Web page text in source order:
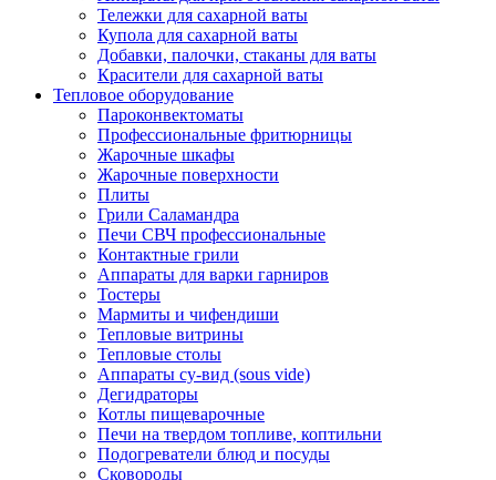
Тележки для сахарной ваты
Купола для сахарной ваты
Добавки, палочки, стаканы для ваты
Красители для сахарной ваты
Тепловое оборудование
Пароконвектоматы
Профессиональные фритюрницы
Жарочные шкафы
Жарочные поверхности
Плиты
Грили Саламандра
Печи СВЧ профессиональные
Контактные грили
Аппараты для варки гарниров
Тостеры
Мармиты и чифендиши
Тепловые витрины
Тепловые столы
Аппараты су-вид (sous vide)
Дегидраторы
Котлы пищеварочные
Печи на твердом топливе, коптильни
Подогреватели блюд и посуды
Сковороды